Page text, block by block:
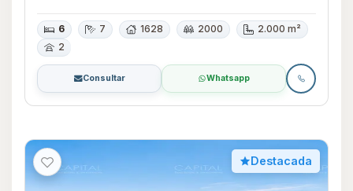
6 7 1628 2000
2.000 m²
2
Consultar Whatsapp
Destacada